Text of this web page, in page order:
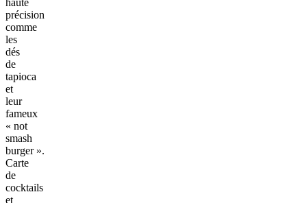
précision
comme
les
dés
de
tapioca
et
leur
fameux
« not
smash
burger ».
Carte
de
cocktails
et